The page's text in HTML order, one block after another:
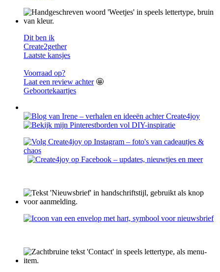
Dit ben ik
Create2gether
Laatste kansjes
Voorraad op?
Laat een review achter🤩
Geboortekaartjes